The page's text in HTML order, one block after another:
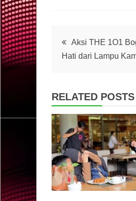
Post
navigation
Aksi THE 1O1
Hati dari Lampu
RELATED POSTS